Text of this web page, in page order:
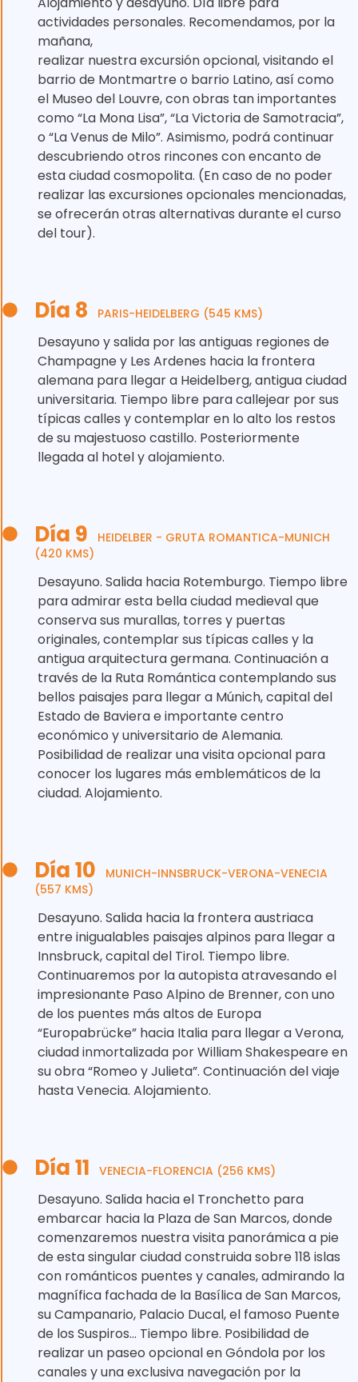
actividades personales. Recomendamos, por la
mañana,
realizar nuestra excursión opcional, visitando el
barrio de Montmartre o barrio Latino, así como
el Museo del Louvre, con obras tan importantes
como “La Mona Lisa”, “La Victoria de Samotracia”,
o “La Venus de Milo”. Asimismo, podrá continuar
descubriendo otros rincones con encanto de
esta ciudad cosmopolita. (En caso de no poder
realizar las excursiones opcionales mencionadas,
se ofrecerán otras alternativas durante el curso
del tour).
Día 8 PARIS-HEIDELBERG (545 KMS)
Desayuno y salida por las antiguas regiones de
Champagne y Les Ardenes hacia la frontera
alemana para llegar a Heidelberg, antigua ciudad
universitaria. Tiempo libre para callejear por sus
típicas calles y contemplar en lo alto los restos
de su majestuoso castillo. Posteriormente
llegada al hotel y alojamiento.
Día 9
HEIDELBER - GRUTA ROMANTICA-MUNICH
(420 KMS)
Desayuno. Salida hacia Rotemburgo. Tiempo libre
para admirar esta bella ciudad medieval que
conserva sus murallas, torres y puertas
originales, contemplar sus típicas calles y la
antigua arquitectura germana. Continuación a
través de la Ruta Romántica contemplando sus
bellos paisajes para llegar a Múnich, capital del
Estado de Baviera e importante centro
económico y universitario de Alemania.
Posibilidad de realizar una visita opcional para
conocer los lugares más emblemáticos de la
ciudad. Alojamiento.
Día 10
MUNICH-INNSBRUCK-VERONA-VENECIA
(557 KMS)
Desayuno. Salida hacia la frontera austriaca
entre inigualables paisajes alpinos para llegar a
Innsbruck, capital del Tirol. Tiempo libre.
Continuaremos por la autopista atravesando el
impresionante Paso Alpino de Brenner, con uno
de los puentes más altos de Europa
“Europabrücke” hacia Italia para llegar a Verona,
ciudad inmortalizada por William Shakespeare en
su obra “Romeo y Julieta”. Continuación del viaje
hasta Venecia. Alojamiento.
Día 11 VENECIA-FLORENCIA (256 KMS)
Desayuno. Salida hacia el Tronchetto para
embarcar hacia la Plaza de San Marcos, donde
comenzaremos nuestra visita panorámica a pie
de esta singular ciudad construida sobre 118 islas
con románticos puentes y canales, admirando la
magnífica fachada de la Basílica de San Marcos,
su Campanario, Palacio Ducal, el famoso Puente
de los Suspiros... Tiempo libre. Posibilidad de
realizar un paseo opcional en Góndola por los
canales y una exclusiva navegación por la